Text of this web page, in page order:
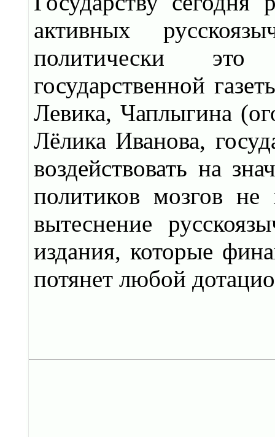
активных
политически это
государственной
Левика, Чаплыгина
Лёлика Иванова,
воздействовать на
политиков мозгов
вытеснение
издания, которые
потянет любой